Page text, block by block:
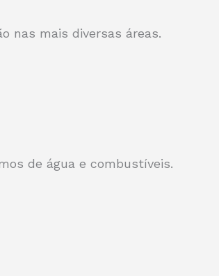
nas mais diversas áreas.
de água e combustíveis.